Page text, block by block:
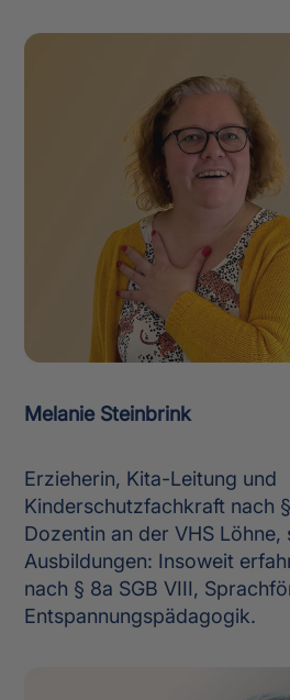
Melanie Steinbrink
Erzieherin, Kita-Leitung und
Kinderschutzfachkraft nach
Dozentin an der VHS
Ausbildungen: Insoweit
nach § 8a SGB VIII,
Entspannungspädagogik.